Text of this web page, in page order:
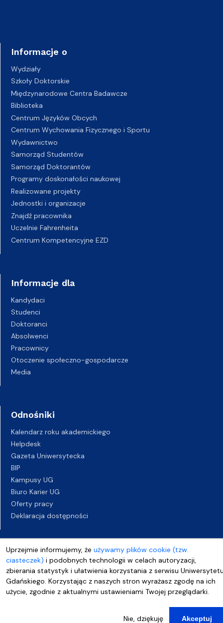
Uprzejmie informujemy, że używamy plików cookie (tzw.
ciasteczek) i podobnych technologii w celach autoryzacji,
zbierania statystyk i ułatwienia korzystania z serwisu
Gdańskiego. Korzystając z naszych stron wyrażasz zgodę na ich
użycie, zgodnie z aktualnymi ustawieniami Twojej przeglądarki.
Nie, dziękuję Akceptuj
Informacje o
Wydziały
Szkoły Doktorskie
Międzynarodowe Centra Badawcze
Biblioteka
Centrum Języków Obcych
Centrum Wychowania Fizycznego i Sportu
Wydawnictwo
Samorząd Studentów
Samorząd Doktorantów
Programy doskonałości naukowej
Realizowane projekty
Jednostki i organizacje
Znajdź pracownika
Uczelnie Fahrenheita
Centrum Kompetencyjne EZD
Informacje dla
Kandydaci
Studenci
Doktoranci
Absolwenci
Pracownicy
Otoczenie społeczno-gospodarcze
Media
Odnośniki
Kalendarz roku akademickiego
Helpdesk
Gazeta Uniwersytecka
BIP
Kampusy UG
Biuro Karier UG
Oferty pracy
Deklaracja dostępności